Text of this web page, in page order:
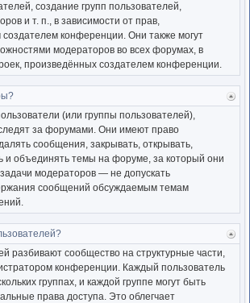
создание групп пользователей,
и т. п., в зависимости от прав,
конференции. Они также могут
модераторов во всех форумах, в
произведённых создателем конференции.
(или группы пользователей),
за форумами. Они имеют право
сообщения, закрывать, открывать,
и объединять темы на форуме, за который они
модераторов — не допускать
сообщений обсуждаемым темам
разбивают сообщество на структурные части,
конференции. Каждый пользователь
группах, и каждой группе могут быть
права доступа. Это облегчает